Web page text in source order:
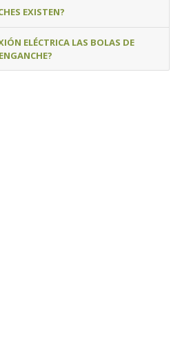
EXISTEN?
ELÉCTRICA LAS BOLAS DE
ENGANCHE?